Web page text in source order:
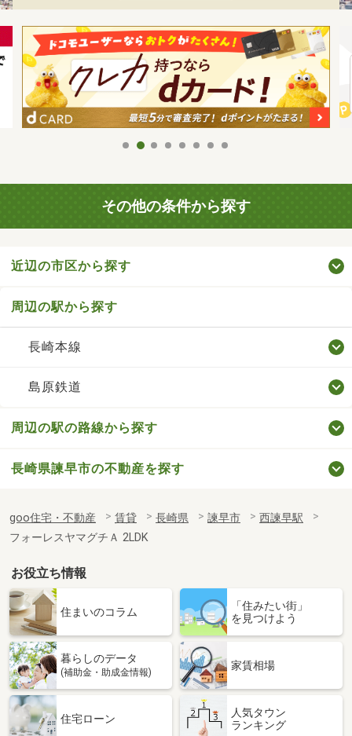
その他の条件から探す
近辺の市区から探す
周辺の駅から探す
長崎本線
島原鉄道
周辺の駅の路線から探す
長崎県諫早市の不動産を探す
goo住宅・不動産 賃貸 長崎県 諫早市
西諫早駅
フォーレスヤマグチＡ 2LDK
お役立ち情報
住まいのコラム
「住みたい街」
を見つけよう
暮らしのデータ
(補助金・助成金情報)
家賃相場
住宅ローン
人気タウン
ランキング